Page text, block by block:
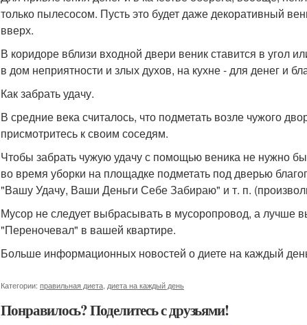
только пылесосом. Пусть это будет даже декоративный
вверх.
В коридоре вблизи входной двери веник ставится в угол
в дом неприятности и злых духов, на кухне - для денег и
Как забрать удачу.
В средние века считалось, что подметать возле чужого
присмотритесь к своим соседям.
Чтобы забрать чужую удачу с помощью веника не нужно
во время уборки на площадке подметать под дверью
"Вашу Удачу, Ваши Деньги Себе Забираю" и т. п.
Мусор не следует выбрасывать в мусоропровод, а лучше
"Переночевал" в вашей квартире.
Больше информационных новостей о диете на каждый
Категории: правильная диета диета на каждый день
Понравилось? Поделитесь с друзьями!